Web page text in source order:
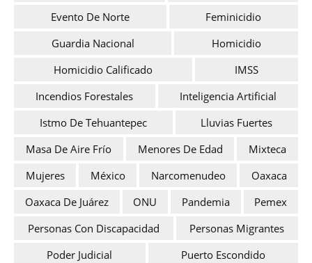
Evento De Norte
Feminicidio
Guardia Nacional
Homicidio
Homicidio Calificado
IMSS
Incendios Forestales
Inteligencia Artificial
Istmo De Tehuantepec
Lluvias Fuertes
Masa De Aire Frío
Menores De Edad
Mixteca
Mujeres
México Narcomenudeo
Oaxaca
Oaxaca De Juárez
ONU Pandemia
Pemex
Personas Con Discapacidad
Personas Migrantes
Poder Judicial
Puerto Escondido